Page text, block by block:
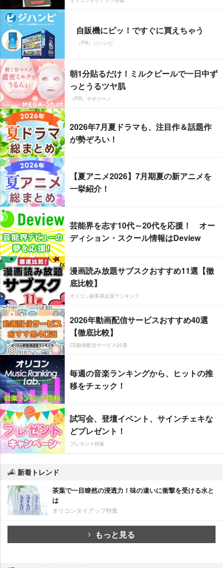
自販機にピッ！ですぐに買えちゃう
（PR）ジハンピ
朝1分貼るだけ！ミルクピールで一日中ず
っとうるツヤ肌
（PR）サボリーノ
2026年7月夏ドラマも、注目作＆話題作
が勢ぞろい！
【夏アニメ2026】7月期夏の新アニメを
一挙紹介！
芸能界を志す10代～20代を応援！ オー
ディション・スクール情報はDeview
漫画読み放題サブスクおすすめ11選【徹
底比較】
オリコン顧客満足度ランキング
2026年動画配信サービスおすすめ40選
【徹底比較】
CS動画配信サービス20選
毎週の音楽ランキングから、ヒットの推
移をチェック！
試写会、登壇イベント、サインチェキな
どプレゼント！
プレゼント特集
新着トレンド
茶葉で一目瞭然の浸透力！味の違いに衝撃を受ける水と
は
オリコンタイアップ特集
もっと見る